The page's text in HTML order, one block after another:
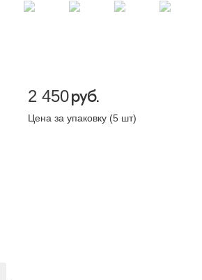
2 450руб.
Цена за упаковку (5 шт)